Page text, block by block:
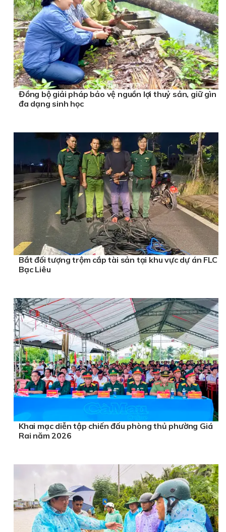
Đồng bộ giải pháp bảo vệ nguồn lợi thuỷ sản, giữ gìn
đa dạng sinh học
Bắt đối tượng trộm cắp tài sản tại khu vực dự án FLC
Bạc Liêu
Khai mạc diễn tập chiến đấu phòng thủ phường Giá
Rai năm 2026